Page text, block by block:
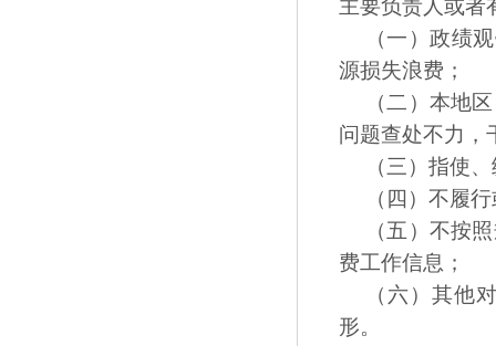
主要负责人或者
（一）政绩
源损失浪费；
（二）本地
问题查处不力，
（三）指使
（四）不履
（五）不按
费工作信息；
（六）其他
形。